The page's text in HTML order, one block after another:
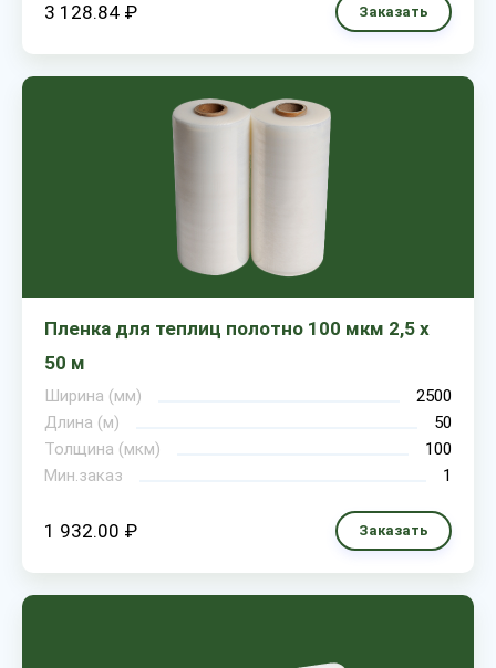
3 128.84 ₽ Заказать
Пленка для теплиц полотно 100 мкм 2,5 х
50 м
Ширина (мм)
2500
Длина (м)
50
Толщина (мкм)
100
Мин.заказ
1
1 932.00 ₽ Заказать